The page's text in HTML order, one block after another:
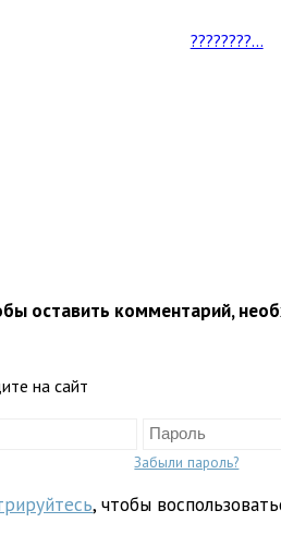
????????...
оставить комментарий,
на сайт
Забыли пароль?
, чтобы